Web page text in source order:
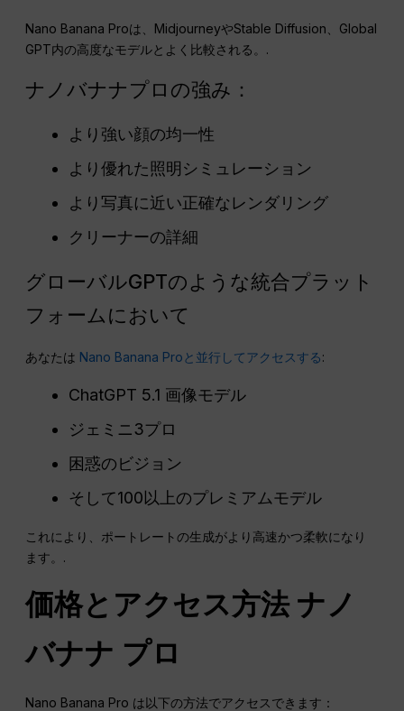
Nano Banana Proは、MidjourneyやStable Diffusion、Global
GPT内の高度なモデルとよく比較される。.
ナノバナナプロの強み：
より強い顔の均一性
より優れた照明シミュレーション
より写真に近い正確なレンダリング
クリーナーの詳細
グローバルGPTのような統合プラット
フォームにおいて
あなたは Nano Banana Proと並行してアクセスする:
ChatGPT 5.1 画像モデル
ジェミニ3プロ
困惑のビジョン
そして100以上のプレミアムモデル
これにより、ポートレートの生成がより高速かつ柔軟になり
ます。.
価格とアクセス方法 ナノ
バナナ プロ
Nano Banana Pro は以下の方法でアクセスできます：